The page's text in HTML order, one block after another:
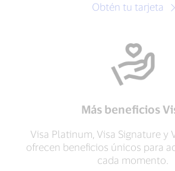
Obtén tu tarjeta
Más beneficios
Visa Platinum, Visa Signature y
ofrecen beneficios únicos para
cada momento.